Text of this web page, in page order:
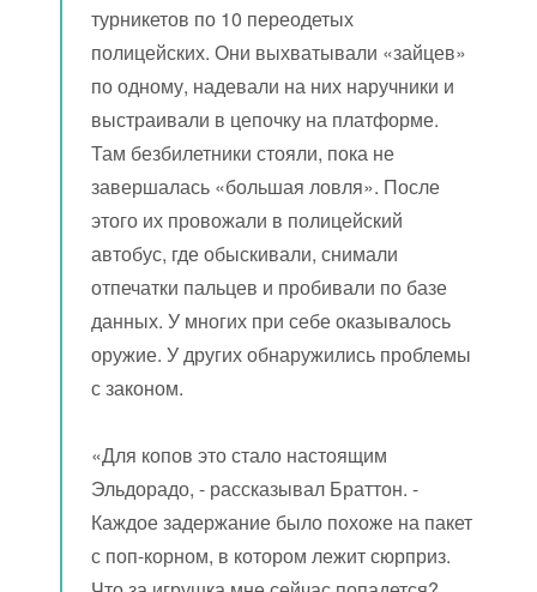
турникетов по 10 переодетых
полицейских. Они выхватывали «зайцев»
по одному, надевали на них наручники и
выстраивали в цепочку на платформе.
Там безбилетники стояли, пока не
завершалась «большая ловля». После
этого их провожали в полицейский
автобус, где обыскивали, снимали
отпечатки пальцев и пробивали по базе
данных. У многих при себе оказывалось
оружие. У других обнаружились проблемы
с законом.
«Для копов это стало настоящим
Эльдорадо, - рассказывал Браттон. -
Каждое задержание было похоже на пакет
с поп-корном, в котором лежит сюрприз.